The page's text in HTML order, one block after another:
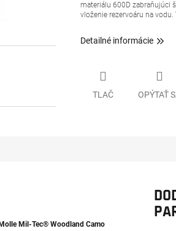
materiálu 600D zabraňujúci
vloženie rezervoáru na
Detailné informácie
TLAČ OPÝTAŤ
Mil-Tec® Woodland Camo